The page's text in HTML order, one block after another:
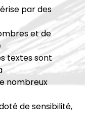
par des
et de
textes sont
nombreux
de sensibilité,